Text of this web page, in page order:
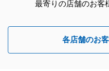
最寄りの店舗のお客
各店舗のお